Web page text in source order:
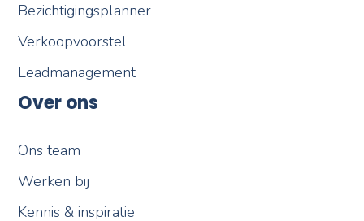
Bezichtigingsplanner
Verkoopvoorstel
Leadmanagement
Over ons
Ons team
Werken bij
Kennis & inspiratie